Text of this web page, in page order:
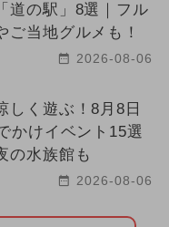
道の駅」8選｜フル
ご当地グルメも！
2026-08-06
しく遊ぶ！8月8日
かけイベント15選
の水族館も
2026-08-06